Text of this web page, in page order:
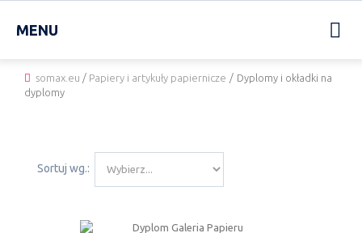
MENU
somax.eu / Papiery i artykuły papiernicze / Dyplomy i okładki na
dyplomy
Sortuj wg.: